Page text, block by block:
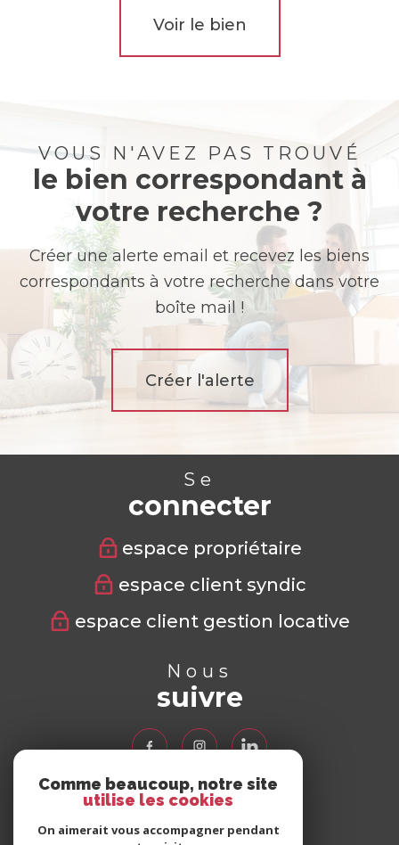
Voir le bien
VOUS N'AVEZ PAS TROUVÉ
le bien correspondant à
votre recherche ?
Créer une alerte email et recevez les biens
correspondants à votre recherche dans votre
boîte mail !
Créer l'alerte
Se
connecter
espace propriétaire
espace client syndic
espace client gestion locative
Nous
suivre
Nous
adhérons
Comme beaucoup, notre site
utilise les cookies
On aimerait vous accompagner pendant